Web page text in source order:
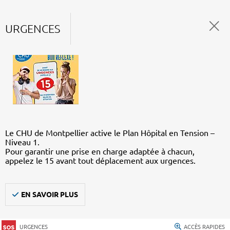
URGENCES
Le CHU de Montpellier active le Plan Hôpital en Tension –
Niveau 1.
Pour garantir une prise en charge adaptée à chacun,
appelez le 15 avant tout déplacement aux urgences.
EN SAVOIR PLUS
URGENCES ACCÈS RAPIDES